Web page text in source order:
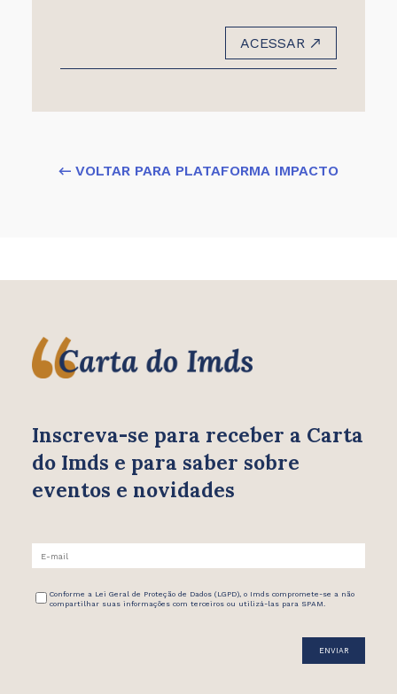
ACESSAR
← VOLTAR PARA PLATAFORMA IMPACTO
Inscreva-se para receber a Carta
do Imds e para saber sobre
eventos e novidades
Conforme a Lei Geral de Proteção de Dados (LGPD), o Imds compromete-se a não
compartilhar suas informações com terceiros ou utilizá-las para SPAM.